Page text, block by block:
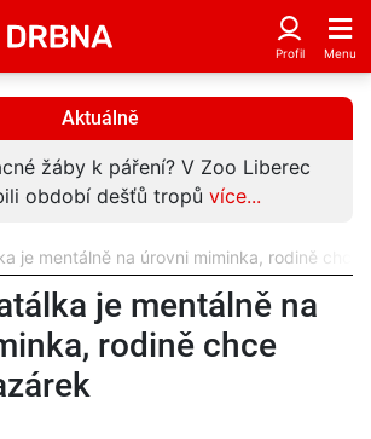
Aktuálně
žáby k páření? V Zoo Liberec
období dešťů tropů více...
je mentálně na úrovni miminka, rodině chce
je mentálně na
rodině chce